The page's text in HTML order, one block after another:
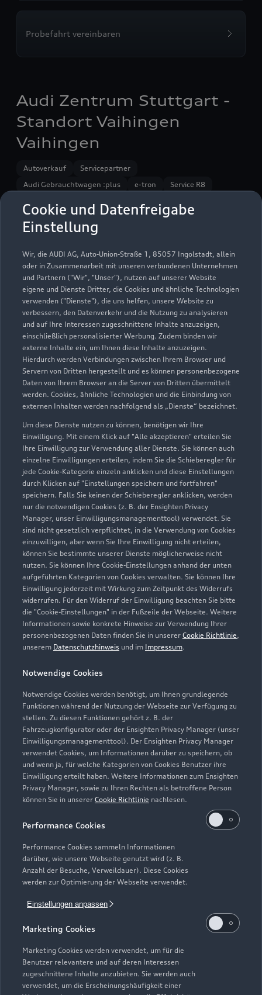
Cookie und Datenfreigabe
Einstellung
Wir, die AUDI AG, Auto-Union-Straße 1, 85057 Ingolstadt, allein
oder in Zusammenarbeit mit unseren verbundenen Unternehmen
und Partnern ("Wir", "Unser"), nutzen auf unserer Website
eigene und Dienste Dritter, die Cookies und ähnliche Technologien
verwenden ("Dienste"), die uns helfen, unsere Website zu
verbessern, den Datenverkehr und die Nutzung zu analysieren
und auf Ihre Interessen zugeschnittene Inhalte anzuzeigen,
einschließlich personalisierter Werbung. Zudem binden wir
externe Inhalte ein, um Ihnen diese Inhalte anzuzeigen.
Hierdurch werden Verbindungen zwischen Ihrem Browser und
Servern von Dritten hergestellt und es können personenbezogene
Daten von Ihrem Browser an die Server von Dritten übermittelt
werden. Cookies, ähnliche Technologien und die Einbindung von
externen Inhalten werden nachfolgend als „Dienste“ bezeichnet.
Um diese Dienste nutzen zu können, benötigen wir Ihre
Einwilligung. Mit einem Klick auf "Alle akzeptieren" erteilen Sie
Ihre Einwilligung zur Verwendung aller Dienste. Sie können auch
einzelne Einwilligungen erteilen, indem Sie die Schieberegler für
jede Cookie-Kategorie einzeln anklicken und diese Einstellungen
durch Klicken auf "Einstellungen speichern und fortfahren"
speichern. Falls Sie keinen der Schieberegler anklicken, werden
nur die notwendigen Cookies (z. B. der Ensighten Privacy
Manager, unser Einwilligungsmanagementtool) verwendet. Sie
sind nicht gesetzlich verpflichtet, in die Verwendung von Cookies
einzuwilligen, aber wenn Sie Ihre Einwilligung nicht erteilen,
können Sie bestimmte unserer Dienste möglicherweise nicht
nutzen. Sie können Ihre Cookie-Einstellungen anhand der unten
aufgeführten Kategorien von Cookies verwalten. Sie können Ihre
Einwilligung jederzeit mit Wirkung zum Zeitpunkt des Widerrufs
widerrufen. Für den Widerruf der Einwilligung beachten Sie bitte
die "Cookie-Einstellungen" in der Fußzeile der Webseite. Weitere
Informationen sowie konkrete Hinweise zur Verwendung Ihrer
personenbezogenen Daten finden Sie in unserer Cookie Richtlinie,
unserem Datenschutzhinweis und im Impressum.
Notwendige Cookies
Notwendige Cookies werden benötigt, um Ihnen grundlegende
Funktionen während der Nutzung der Webseite zur Verfügung zu
stellen. Zu diesen Funktionen gehört z. B. der
Fahrzeugkonfigurator oder der Ensighten Privacy Manager (unser
Einwilligungsmanagementtool). Der Ensighten Privacy Manager
verwendet Cookies, um Informationen darüber zu speichern, ob
und wenn ja, für welche Kategorien von Cookies Benutzer ihre
Einwilligung erteilt haben. Weitere Informationen zum Ensighten
Privacy Manager, sowie zu Ihren Rechten als betroffene Person
können Sie in unserer Cookie Richtlinie nachlesen.
Performance Cookies
Performance Cookies sammeln Informationen
darüber, wie unsere Webseite genutzt wird (z. B.
Anzahl der Besuche, Verweildauer). Diese Cookies
werden zur Optimierung der Webseite verwendet.
Einstellungen anpassen
Marketing Cookies
Marketing Cookies werden verwendet, um für die
Benutzer relevantere und auf deren Interessen
zugeschnittene Inhalte anzubieten. Sie werden auch
verwendet, um die Erscheinungshäufigkeit einer
Probefahrt vereinbaren
Audi Zentrum Stuttgart -
Standort Vaihingen
Vaihingen
Autoverkauf
Servicepartner
Audi Gebrauchtwagen :plus
e-tron
Service R8
Hauptstraße 166
70563 Stuttgart
0711 7373100
info.vaihingen@stuttgart.audi
Kontaktdaten herunterladen
Öffnungszeiten
Verkauf
Geschlossen, öffnet am Samstag 09:00
Service
Geschlossen,öffnet amMontag 07:00
Teile & Zubehörverkauf
Geschlossen,öffnet am Montag 07:00
Zurück nach oben
Modelle
Elektromodelle
Plug-in-Hybride
Neuwagensuche
Gebrauchtwagensuche
Geschäftskunden
Service & Zubehör
Saisonale Angebote
Audi Services
Garantie
Audi digital services
myAudi
Support
Audi Code
Häufige Fragen (FAQ)
Über Audi
Unternehmen
Karriere